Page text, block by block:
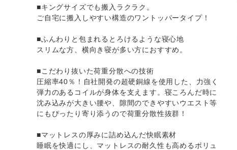
■キングサイズでも搬入ラクラク。
ご自宅に搬入しやすい構造のワントッパータイプ！
■ふんわりと包まれるとろけるような寝心地
スリムな方、横向き寝が多い方におすすめ。
■こだわり抜いた荷重分散への技術
圧縮率40％！自社開発の超硬銅線を使用した、力強く
弾力のあるコイルが身体を支えます。寝ころんだ時に
沈み込みが大きい腰や、隙間のできやすいウエスト等
にもぴったり寄り添うので荷重分散性抜群！
■マットレスの厚みに詰め込んだ快眠素材
睡眠を快適にし、マットレスの耐久性も高めるボリュ